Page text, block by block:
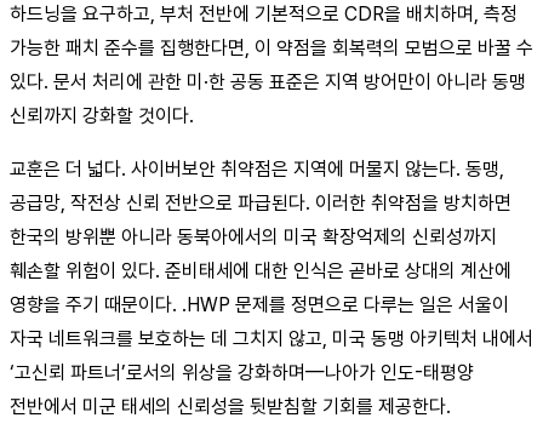
하드닝을 요구하고, 부처 전반에 기본적으로 CDR을 배치하며, 측정
가능한 패치 준수를 집행한다면, 이 약점을 회복력의 모범으로 바꿀 수
있다. 문서 처리에 관한 미·한 공동 표준은 지역 방어만이 아니라 동맹
신뢰까지 강화할 것이다.
교훈은 더 넓다. 사이버보안 취약점은 지역에 머물지 않는다. 동맹,
공급망, 작전상 신뢰 전반으로 파급된다. 이러한 취약점을 방치하면
한국의 방위뿐 아니라 동북아에서의 미국 확장억제의 신뢰성까지
훼손할 위험이 있다. 준비태세에 대한 인식은 곧바로 상대의 계산에
영향을 주기 때문이다. .HWP 문제를 정면으로 다루는 일은 서울이
자국 네트워크를 보호하는 데 그치지 않고, 미국 동맹 아키텍처 내에서
‘고신뢰 파트너’로서의 위상을 강화하며—나아가 인도-태평양
전반에서 미군 태세의 신뢰성을 뒷받침할 기회를 제공한다.